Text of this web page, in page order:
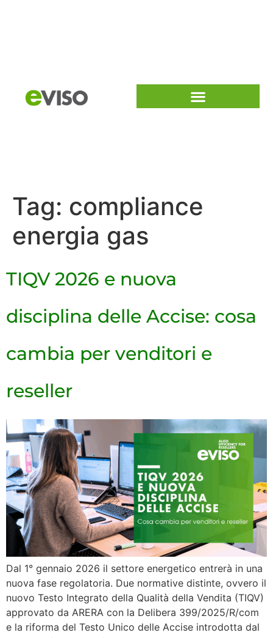
Tag: compliance
energia gas
TIQV 2026 e nuova
disciplina delle Accise: cosa
cambia per venditori e
reseller
Dal 1° gennaio 2026 il settore energetico entrerà in una
nuova fase regolatoria. Due normative distinte, ovvero il
nuovo Testo Integrato della Qualità della Vendita (TIQV)
approvato da ARERA con la Delibera 399/2025/R/com
e la riforma del Testo Unico delle Accise introdotta dal